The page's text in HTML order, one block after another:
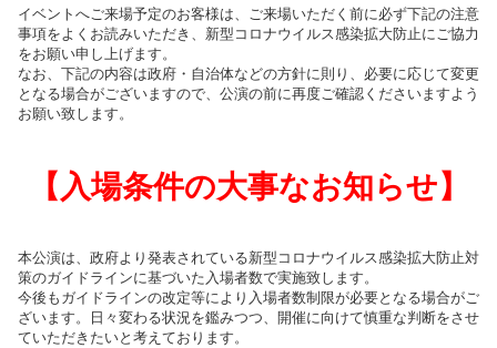
イベントへご来場予定のお客様は、ご来場いただく前に必ず下記の注意
事項をよくお読みいただき、新型コロナウイルス感染拡大防止にご協力
をお願い申し上げます。
なお、下記の内容は政府・自治体などの方針に則り、必要に応じて変更
となる場合がございますので、公演の前に再度ご確認くださいますよう
お願い致します。
【入場条件の大事なお知らせ】
本公演は、政府より発表されている新型コロナウイルス感染拡大防止対
策のガイドラインに基づいた入場者数で実施致します。
今後もガイドラインの改定等により入場者数制限が必要となる場合がご
ざいます。日々変わる状況を鑑みつつ、開催に向けて慎重な判断をさせ
ていただきたいと考えております。